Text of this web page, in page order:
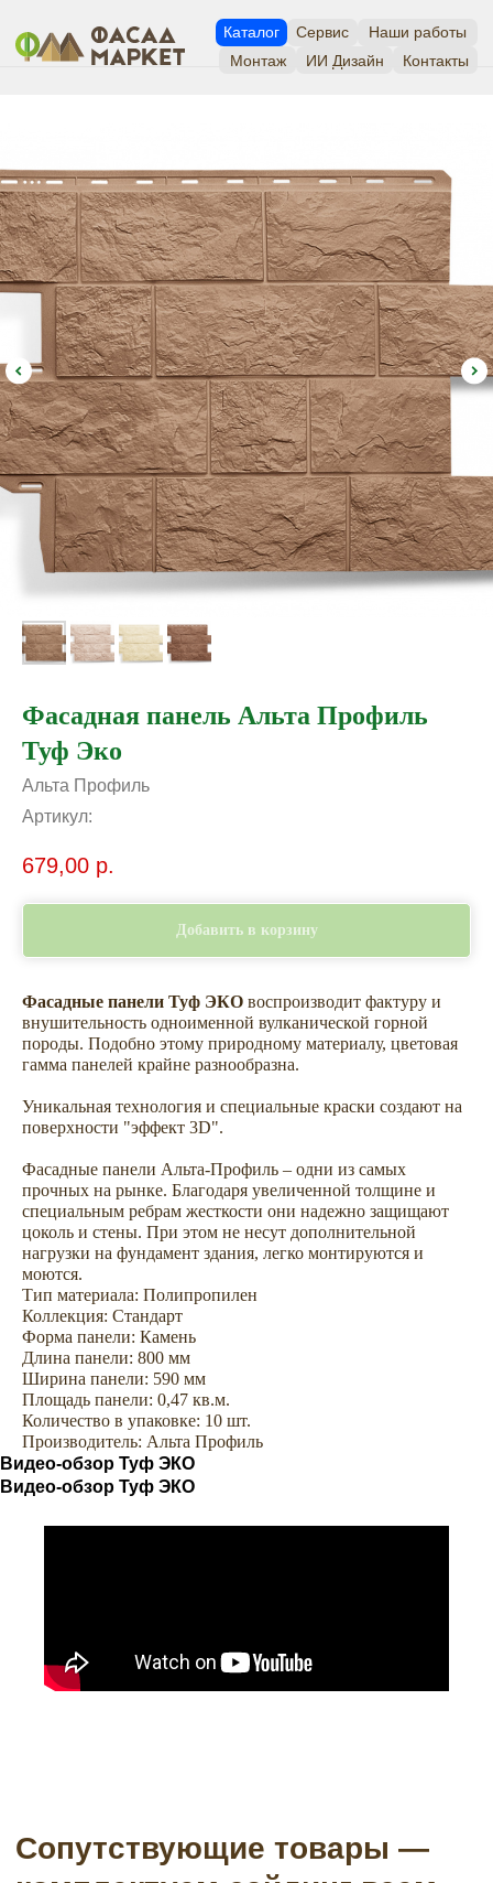
Сервис Наши работы
Монтаж ИИ Дизайн Контакты
Фасадная панель Альта Профиль
Туф Эко
Альта Профиль
Артикул:
679,00 р.
Добавить в корзину
Фасадные панели Туф ЭКО воспроизводит фактуру и
внушительность одноименной вулканической горной
породы. Подобно этому природному материалу, цветовая
гамма панелей крайне разнообразна.
Уникальная технология и специальные краски создают на
поверхности "эффект 3D".
Фасадные панели Альта-Профиль – одни из самых
прочных на рынке. Благодаря увеличенной толщине и
специальным ребрам жесткости они надежно защищают
цоколь и стены. При этом не несут дополнительной
нагрузки на фундамент здания, легко монтируются и
моются.
Тип материала: Полипропилен
Коллекция: Стандарт
Форма панели: Камень
Длина панели: 800 мм
Ширина панели: 590 мм
Площадь панели: 0,47 кв.м.
Количество в упаковке: 10 шт.
Производитель: Альта Профиль
Видео-обзор Туф ЭКО
Видео-обзор Туф ЭКО
Сопутствующие товары —
комплектуем сайдинг всем
необходимым для облицовки
дома
Аксессуары
Водосточные системы